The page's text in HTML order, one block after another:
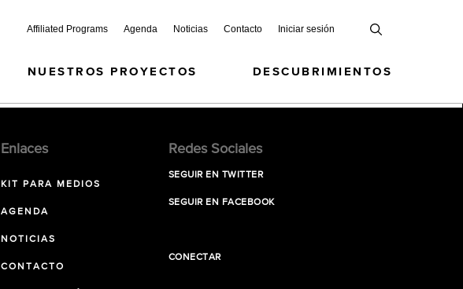
Affiliated Programs Agenda Noticias Contacto Iniciar sesión
NUESTROS PROYECTOS DESCUBRIMIENTOS
Enlaces
KIT PARA MEDIOS
AGENDA
NOTICIAS
CONTACTO
Redes Sociales
SEGUIR EN TWITTER
SEGUIR EN FACEBOOK
CONECTAR